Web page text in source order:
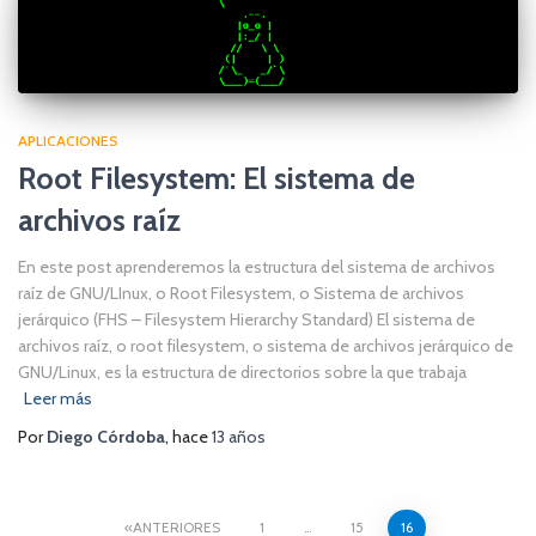
APLICACIONES
Root Filesystem: El sistema de
archivos raíz
En este post aprenderemos la estructura del sistema de archivos
raíz de GNU/LInux, o Root Filesystem, o Sistema de archivos
jerárquico (FHS – Filesystem Hierarchy Standard) El sistema de
archivos raíz, o root filesystem, o sistema de archivos jerárquico de
GNU/Linux, es la estructura de directorios sobre la que trabaja
Leer más
PorDiego Córdoba, hace13 años
ANTERIORES 1 … 15 16